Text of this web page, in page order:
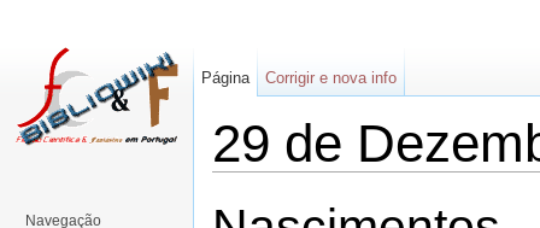
29 de
Página Corrigir e nova info
Navegação